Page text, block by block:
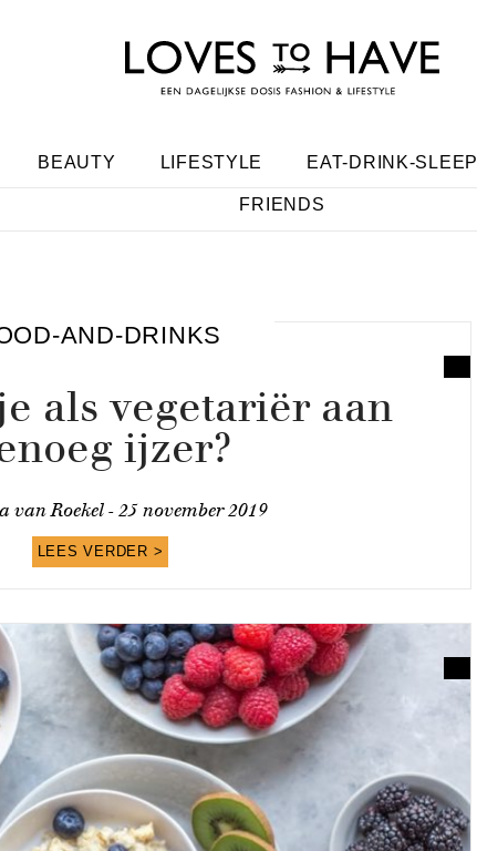
BEAUTY LIFESTYLE EAT-DRINK-SLEEP
FRIENDS
AND-DRINKS
als vegetariër aan
ijzer?
van Roekel - 25 november 2019
LEES VERDER >